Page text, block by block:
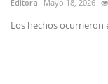
del año pasado en la